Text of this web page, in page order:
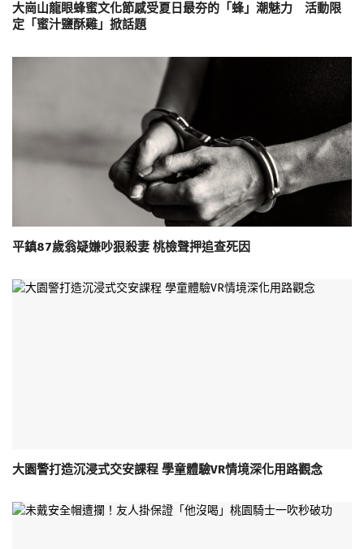
大崗山龍眼蜂蜜文化節感受夏日最夯的「蜂」潮魅力 活動限
定「蜜汁鹽酥雞」掀話題
平鎮87歲翁疑嫌吵狠殺妻 桃檢聲押追查死因
大園警打造沉浸式交安課程 學童體驗VR情境深化用路觀念